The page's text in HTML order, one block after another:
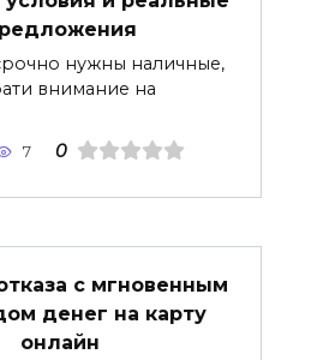
нужны наличные,
внимание на
7 0
с мгновенным
денег на карту
онлайн